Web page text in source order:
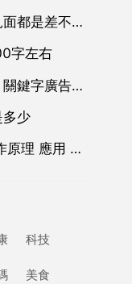
相親男見面八次，每次見面都是差不多小時。之後異地。昨天他第一次給我打電話，他說話的時候聲音在發
字左右
關鍵字廣告的盈利模式，關鍵字廣告廣告
多少
求 壓力感測器的基本工作原理 應用 和設計 方面的資料
科技
美食